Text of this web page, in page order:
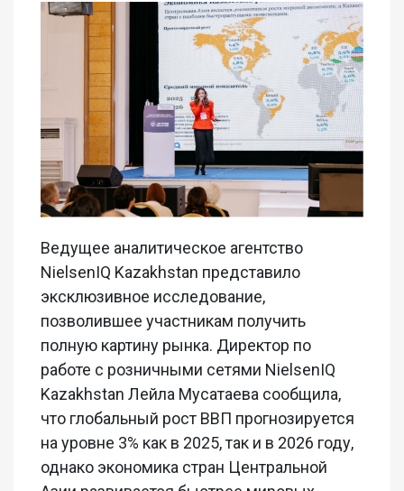
Ведущее аналитическое агентство
NielsenIQ Kazakhstan представило
эксклюзивное исследование,
позволившее участникам получить
полную картину рынка. Директор по
работе с розничными сетями NielsenIQ
Kazakhstan Лейла Мусатаева сообщила,
что глобальный рост ВВП прогнозируется
на уровне 3% как в 2025, так и в 2026 году,
однако экономика стран Центральной